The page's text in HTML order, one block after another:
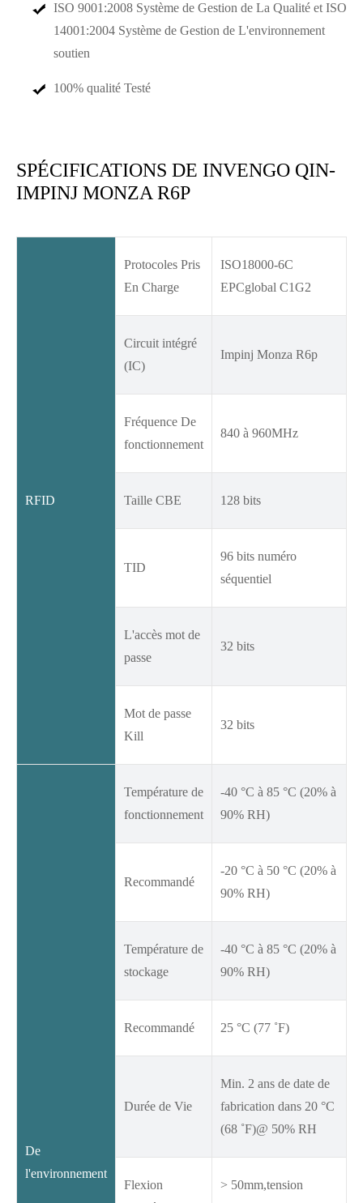
ISO 9001:2008 Système de Gestion de La Qualité et ISO
14001:2004 Système de Gestion de L'environnement
soutien
100% qualité Testé
SPÉCIFICATIONS DE INVENGO QIN-
IMPINJ MONZA R6P
RFID
Protocoles Pris
En Charge
ISO18000-6C
EPCglobal C1G2
Circuit intégré
(IC)
Impinj Monza R6p
Fréquence De
fonctionnement
840 à 960MHz
Taille CBE 128 bits
TID
96 bits numéro
séquentiel
L'accès mot de
passe
32 bits
Mot de passe
Kill
32 bits
De
l'environnement
Température de
fonctionnement
-40 °C à 85 °C (20% à
90% RH)
Recommandé
-20 °C à 50 °C (20% à
90% RH)
Température de
stockage
-40 °C à 85 °C (20% à
90% RH)
Recommandé 25 °C (77 ˚F)
Durée de Vie
Min. 2 ans de date de
fabrication dans 20 °C
(68 ˚F)@ 50% RH
Flexion
> 50mm,tension